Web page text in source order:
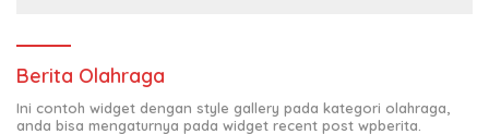
Berita Olahraga
Ini contoh widget dengan style gallery pada kategori olahraga,
anda bisa mengaturnya pada widget recent post wpberita.